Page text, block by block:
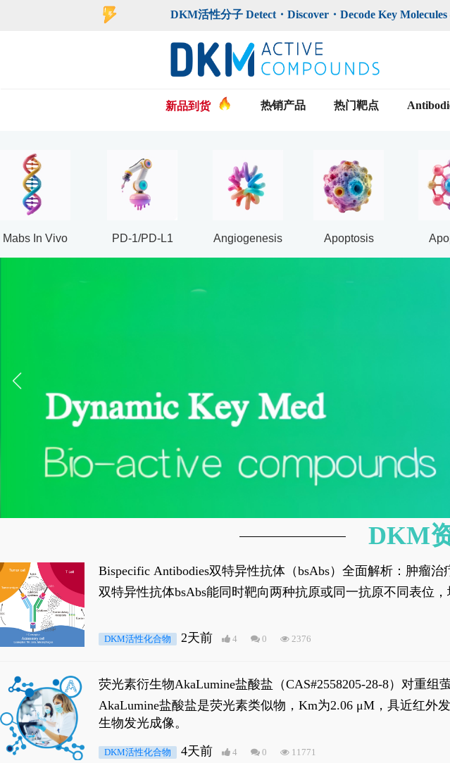
DKM活性分子 Detect・Discover・Decode Key
新品到货 热销产品 热门靶点
Mabs In Vivo PD-1/PD-L1 Angiogenesis Apoptosis
Bispecific Antibodies双特异性抗体（bsAbs）全面解析：肿瘤
双特异性抗体bsAbs能同时靶向两种抗原或同一抗原不同表位
DKM活性化合物 2天前 4 0 2376
荧光素衍生物AkaLumine盐酸盐（CAS#2558205-28-8）对重
穿透能力，大幅增强成像信噪比，从而实现活体动物模型中
AkaLumine盐酸盐是荧光素类似物，Km为2.06 μM，具近红
生物发光成像。
DKM活性化合物 4天前 4 0 11771
DKM